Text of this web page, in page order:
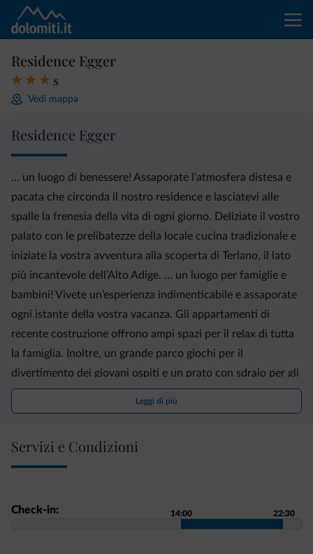
Residence Egger
s
Vedi mappa
Residence Egger
… un luogo di benessere! Assaporate l’atmosfera distesa e
pacata che circonda il nostro residence e lasciatevi alle
spalle la frenesia della vita di ogni giorno. Deliziate il vostro
palato con le prelibatezze della locale cucina tradizionale e
iniziate la vostra avventura alla scoperta di Terlano, il lato
più incantevole dell’Alto Adige. … un luogo per famiglie e
bambini! Vivete un’esperienza indimenticabile e assaporate
ogni istante della vostra vacanza. Gli appartamenti di
recente costruzione offrono ampi spazi per il relax di tutta
la famiglia. Inoltre, un grande parco giochi per il
divertimento dei giovani ospiti e un prato con sdraio per gli
adulti, direttamente davanti al residence, sono i luoghi
ideali per rigenerarsi e respirare a pieni polmoni ogni
WinePASS inclusa nel prezzo.
Leggi di più
Servizi e Condizioni
Check-in: 14:00 22:30